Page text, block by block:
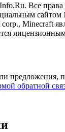
Все
сайтом
Minecraft
предложения,
обратной